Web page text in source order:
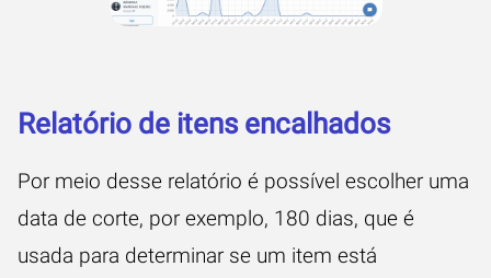
Relatório de itens encalhados
Por meio desse relatório é possível escolher uma
data de corte, por exemplo, 180 dias, que é
usada para determinar se um item está